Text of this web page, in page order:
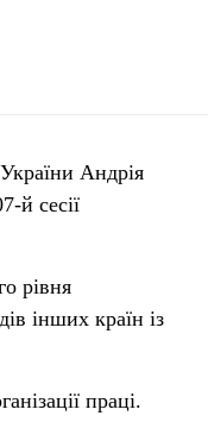
Андрія
й сесії
рівня
інших країн із
праці.